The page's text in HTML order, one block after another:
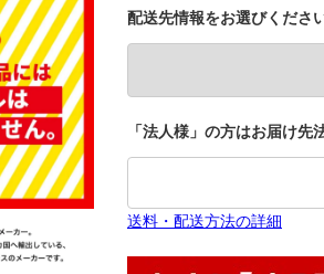
配送先情報をお選びくださ
「法人様」の方はお届け
送料・配送方法の詳細